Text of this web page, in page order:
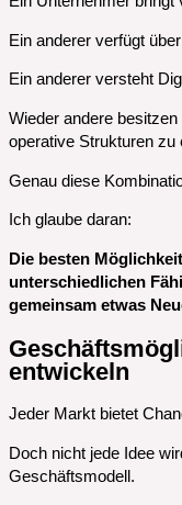
Ein anderer verfügt
Ein anderer versteht
Wieder andere
operative Strukturen zu
Genau diese
Ich glaube daran:
Die besten
unterschiedlichen
gemeinsam etwas
entwickeln
Jeder Markt bietet
Doch nicht jede Idee
Geschäftsmodell.